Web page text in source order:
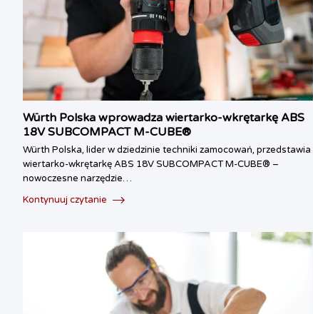
Würth Polska wprowadza wiertarko-wkrętarkę ABS
18V SUBCOMPACT M-CUBE®
Würth Polska, lider w dziedzinie techniki zamocowań, przedstawia
wiertarko-wkrętarkę ABS 18V SUBCOMPACT M-CUBE® –
nowoczesne narzędzie…
Kontynuuj czytanie